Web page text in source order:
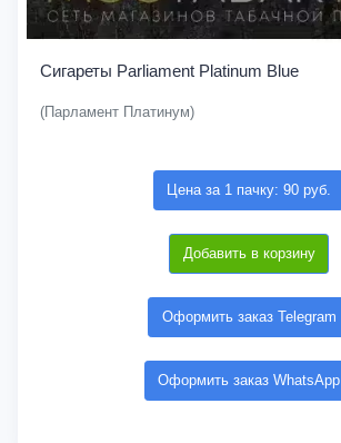
Сигареты Parliament Platinum Blue
(Парламент Платинум)
Цена за 1 пачку: 90 руб.
Добавить в корзину
Оформить заказ Telegram
Оформить заказ WhatsApp